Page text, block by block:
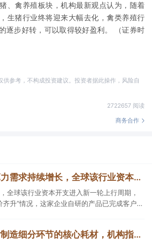
、禽养殖板块，机构最新观点认为，随着
生猪行业终将迎来大幅去化，禽类养殖行
逐步好转，可以取得较好盈利。 （证券时
供参考，不构成投资建议。投资者据此操作，风险自
2722657 阅读
商务合作
【盘中宝】AI算力需求持续增长，全球该行业资本开支进入新一轮上行周期，细分产品已出现“量价齐升”情况，这家企业在手订单超百亿元
全球该行业资本开支进入新一轮上行周期，
齐升”情况，这家企业自研的产品已完成客户端
【盘中宝】芯片制造细分环节的核心耗材，机构指出短期供给缺口难以填补，或带动这类产品价格持续向上，这家公司拥有相关产能